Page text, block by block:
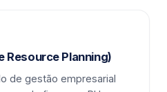
Resource Planning)
de gestão empresarial